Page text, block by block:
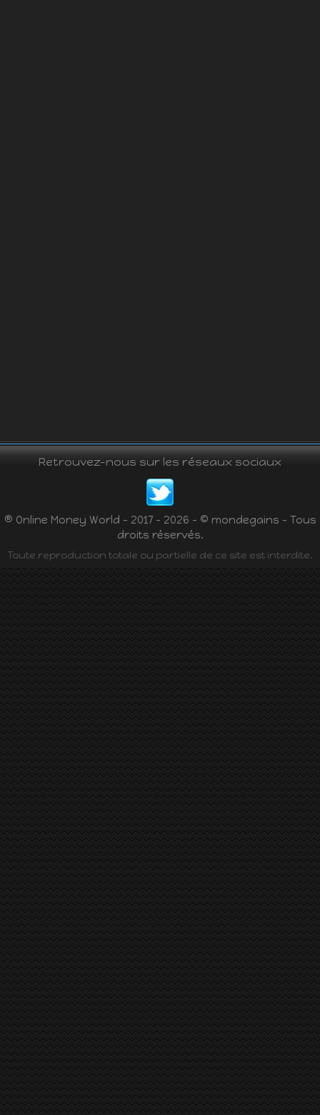
Retrouvez-nous sur les réseaux sociaux
® Online Money World - 2017 - 2026 - © mondegains - Tous
droits réservés.
Toute reproduction totale ou partielle de ce site est interdite.